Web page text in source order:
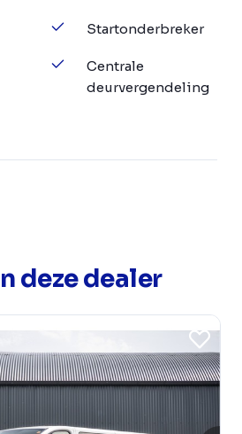
Startonderbreker
Centrale
deurvergendeling
deze dealer